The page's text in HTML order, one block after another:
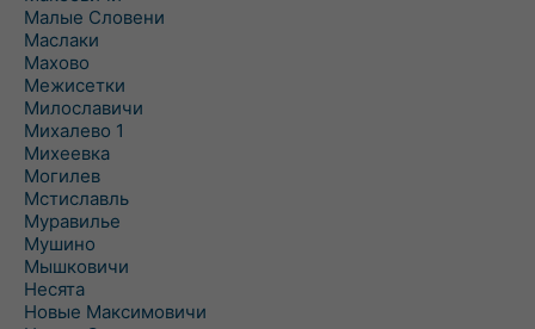
Малые Словени
Маслаки
Махово
Межисетки
Милославичи
Михалево 1
Михеевка
Могилев
Мстиславль
Муравилье
Мушино
Мышковичи
Несята
Новые Максимовичи